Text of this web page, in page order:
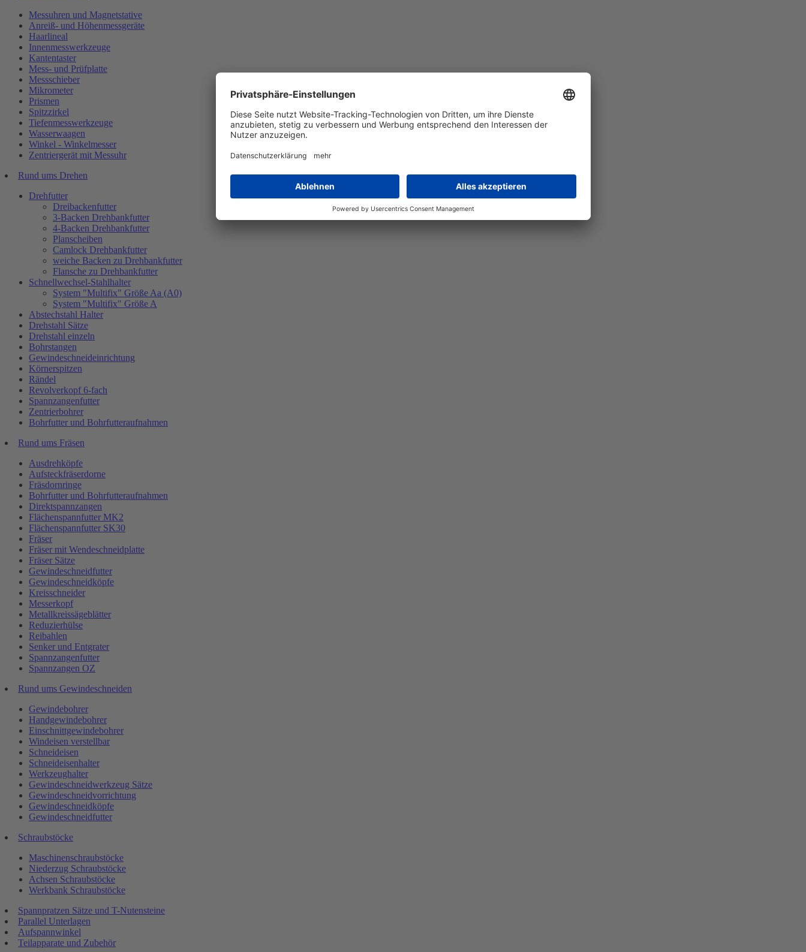
Messuhren und Magnetstative
Anreiß- und Höhenmessgeräte
Haarlineal
Innenmesswerkzeuge
Kantentaster
Mess- und Prüfplatte
Messschieber
Mikrometer
Prismen
Spitzzirkel
Tiefenmesswerkzeuge
Wasserwaagen
Winkel - Winkelmesser
Zentriergerät mit Messuhr
Rund ums Drehen
Drehfutter
Dreibackenfutter
3-Backen Drehbankfutter
4-Backen Drehbankfutter
Planscheiben
Camlock Drehbankfutter
weiche Backen zu Drehbankfutter
Flansche zu Drehbankfutter
Schnellwechsel-Stahlhalter
System "Multifix" Größe Aa (A0)
System "Multifix" Größe A
Abstechstahl Halter
Drehstahl Sätze
Drehstahl einzeln
Bohrstangen
Gewindeschneideinrichtung
Körnerspitzen
Rändel
Revolverkopf 6-fach
Spannzangenfutter
Zentrierbohrer
Bohrfutter und Bohrfutteraufnahmen
Rund ums Fräsen
Ausdrehköpfe
Aufsteckfräserdorne
Fräsdornringe
Bohrfutter und Bohrfutteraufnahmen
Direktspannzangen
Flächenspannfutter MK2
Flächenspannfutter SK30
Fräser
Fräser mit Wendeschneidplatte
Fräser Sätze
Gewindeschneidfutter
Gewindeschneidköpfe
Kreisschneider
Messerkopf
Metallkreissägeblätter
Reduzierhülse
Reibahlen
Senker und Entgrater
Spannzangenfutter
Spannzangen OZ
Rund ums Gewindeschneiden
Gewindebohrer
Handgewindebohrer
Einschnittgewindebohrer
Windeisen verstellbar
Schneideisen
Schneideisenhalter
Werkzeughalter
Gewindeschneidwerkzeug Sätze
Gewindeschneidvorrichtung
Gewindeschneidköpfe
Gewindeschneidfutter
Schraubstöcke
Maschinenschraubstöcke
Niederzug Schraubstöcke
Achsen Schraubstöcke
Werkbank Schraubstöcke
Spannpratzen Sätze und T-Nutensteine
Parallel Unterlagen
Aufspannwinkel
Teilapparate und Zubehör